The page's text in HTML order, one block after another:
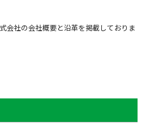
会社の会社概要と沿革を掲載しておりま